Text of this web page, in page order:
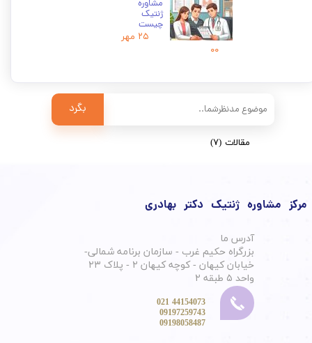
مشاوره
ژنتیک
چیست
۲۵ مهر
۰۰
بگرد
مقالات (۷)
مرکز مشاوره ژنتیک دکتر بهادری
آدرس ما
بزرگراه حکیم غرب - سازمان برنامه شمالی-
خیابان کیهان - کوچه کیهان ۲ - پلاک ۲۳
واحد ۵ طبقه ۲